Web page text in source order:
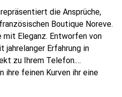
die Ansprüche,
Boutique Noreve.
Eleganz. Entworfen von
jahrelanger Erfahrung in
zu Ihrem Telefon.
ihre feinen Kurven ihr eine